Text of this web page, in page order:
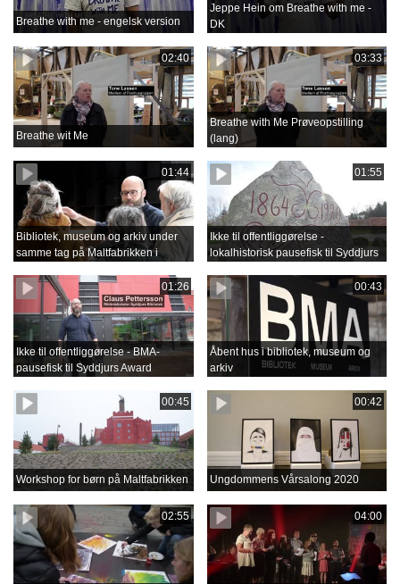
Breathe with me - engelsk version
Jeppe Hein om Breathe with me -
DK
02:40
Breathe wit Me
03:33
Breathe with Me Prøveopstilling
(lang)
01:44
Bibliotek, museum og arkiv under
samme tag på Maltfabrikken i
01:55
Ikke til offentliggørelse -
lokalhistorisk pausefisk til Syddjurs
01:26
Ikke til offentliggørelse - BMA-
pausefisk til Syddjurs Award
00:43
Åbent hus i bibliotek, museum og
arkiv
00:45
Workshop for børn på Maltfabrikken
00:42
Ungdommens Vårsalong 2020
02:55 04:00